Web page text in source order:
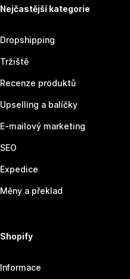
Nejčastější kategorie
Dropshipping
Tržiště
Recenze produktů
Upselling a balíčky
E-mailový marketing
SEO
Expedice
Měny a překlad
Shopify
Informace